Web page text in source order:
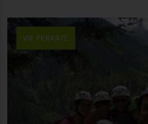
VIE FERRATE